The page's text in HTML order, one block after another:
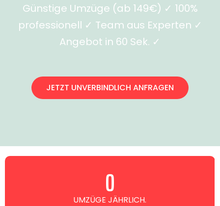
Günstige Umzüge (ab 149€) ✓ 100%
professionell ✓ Team aus Experten ✓
Angebot in 60 Sek. ✓
JETZT UNVERBINDLICH ANFRAGEN
UMZÜGE JÄHRLICH.
0